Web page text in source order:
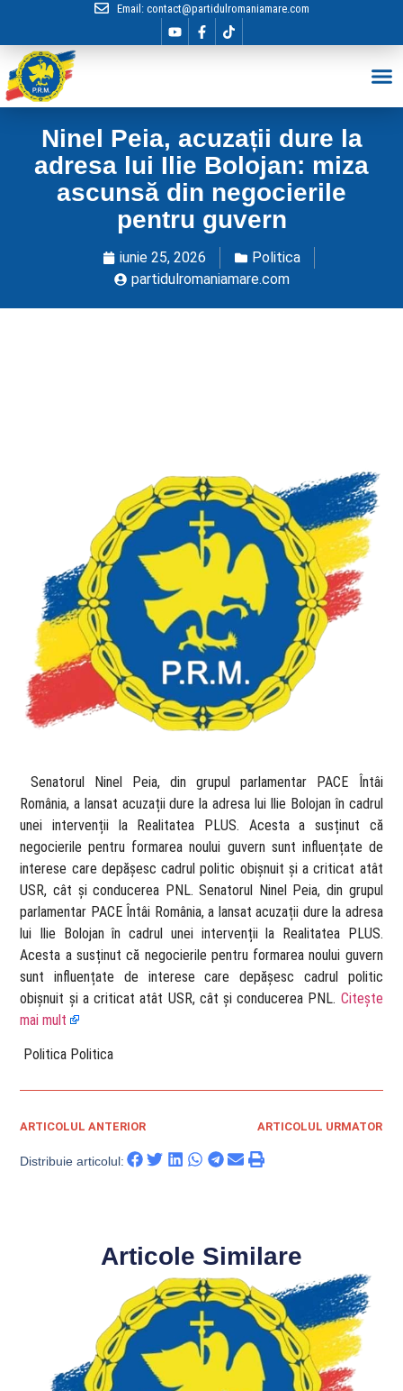
Email: contact@partidulromaniamare.com
Ninel Peia, acuzații dure la
adresa lui Ilie Bolojan: miza
ascunsă din negocierile
pentru guvern
iunie 25, 2026
Politica
partidulromaniamare.com
​ Senatorul Ninel Peia, din grupul parlamentar PACE Întâi
România, a lansat acuzații dure la adresa lui Ilie Bolojan în cadrul
unei intervenții la Realitatea PLUS. Acesta a susținut că
negocierile pentru formarea noului guvern sunt influențate de
interese care depășesc cadrul politic obișnuit și a criticat atât
USR, cât și conducerea PNL. Senatorul Ninel Peia, din grupul
parlamentar PACE Întâi România, a lansat acuzații dure la adresa
lui Ilie Bolojan în cadrul unei intervenții la Realitatea PLUS.
Acesta a susținut că negocierile pentru formarea noului guvern
sunt influențate de interese care depășesc cadrul politic
obișnuit și a criticat atât USR, cât și conducerea PNL. Citește
mai mult
​ Politica Politica
ARTICOLUL ANTERIOR ARTICOLUL URMATOR
Distribuie articolul:
Articole Similare